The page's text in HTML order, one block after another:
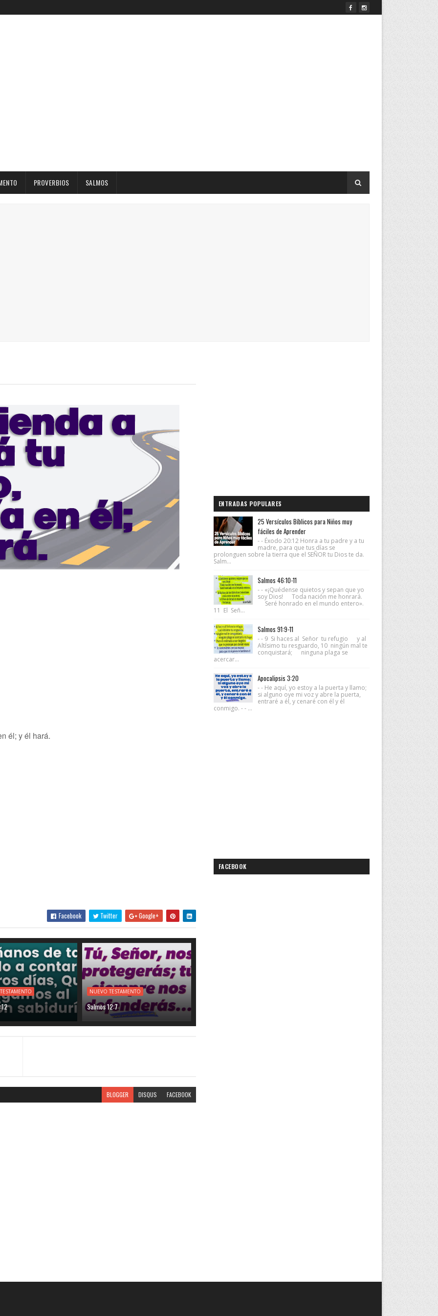
PROVERBIOS SALMOS
él; y él hará.
Facebook Twitter Google+
NUEVO TESTAMENTO
Salmos 12:7
BLOGGER DISQUS FACEBOOK
ENTRADAS POPULARES
25 Versículos Bíblicos para Niños muy
fáciles de Aprender
- - Éxodo 20:12 Honra a tu padre y a tu
madre, para que tus días se
prolonguen sobre la tierra que el SEÑOR tu Dios te da.
Salm...
Salmos 46:10-11
- - «¡Quédense quietos y sepan que yo
soy Dios! Toda nación me honrará.
Seré honrado en el mundo entero».
11 El Señ...
Salmos 91:9-11
- - 9 Si haces al Señor tu refugio y al
Altísimo tu resguardo, 10 ningún mal te
conquistará; ninguna plaga se
acercar...
Apocalipsis 3:20
- - He aquí, yo estoy a la puerta y llamo;
si alguno oye mi voz y abre la puerta,
entraré a él, y cenaré con él y él
conmigo. - - ...
FACEBOOK